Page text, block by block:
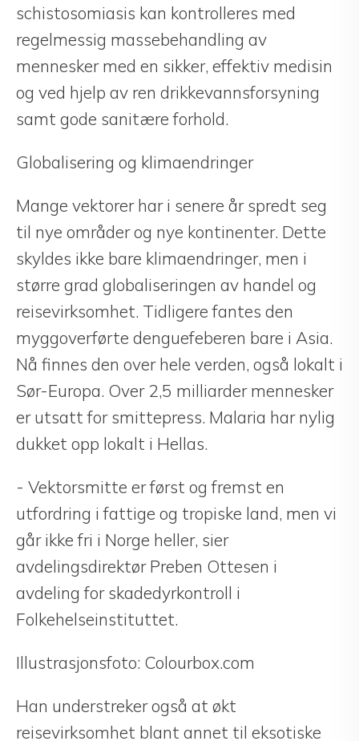
schistosomiasis kan kontrolleres med
regelmessig massebehandling av
mennesker med en sikker, effektiv medisin
og ved hjelp av ren drikkevannsforsyning
samt gode sanitære forhold.
Globalisering og klimaendringer
Mange vektorer har i senere år spredt seg
til nye områder og nye kontinenter. Dette
skyldes ikke bare klimaendringer, men i
større grad globaliseringen av handel og
reisevirksomhet. Tidligere fantes den
myggoverførte denguefeberen bare i Asia.
Nå finnes den over hele verden, også lokalt i
Sør-Europa. Over 2,5 milliarder mennesker
er utsatt for smittepress. Malaria har nylig
dukket opp lokalt i Hellas.
- Vektorsmitte er først og fremst en
utfordring i fattige og tropiske land, men vi
går ikke fri i Norge heller, sier
avdelingsdirektør Preben Ottesen i
avdeling for skadedyrkontroll i
Folkehelseinstituttet.
Illustrasjonsfoto: Colourbox.com
Han understreker også at økt
reisevirksomhet blant annet til eksotiske